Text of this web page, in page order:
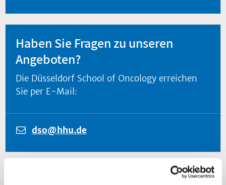
Haben Sie Fragen zu unseren
Angeboten?
Die Düsseldorf School of Oncology erreichen
Sie per E-Mail:
dso@hhu.de